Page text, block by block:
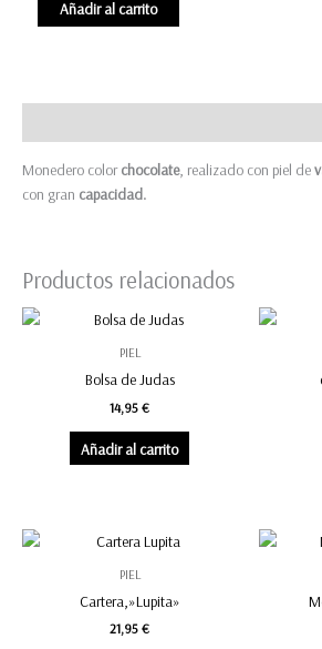
mini
Añadir al carrito
Monedero colorchocolate, realizado con piel de
con gran capacidad.
Productos relacionados
PIEL
Bolsa de Judas
14,95 €
Añadir al carrito
PIEL
Cartera,»Lupita»
21,95 €